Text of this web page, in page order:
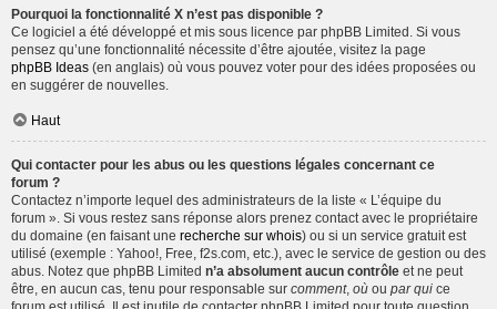
Pourquoi la fonctionnalité X n’est pas disponible ?
Ce logiciel a été développé et mis sous licence par phpBB Limited. Si vous
pensez qu’une fonctionnalité nécessite d’être ajoutée, visitez la page
phpBB Ideas (en anglais) où vous pouvez voter pour des idées proposées ou
en suggérer de nouvelles.
Haut
Qui contacter pour les abus ou les questions légales concernant ce
forum ?
Contactez n’importe lequel des administrateurs de la liste « L’équipe du
forum ». Si vous restez sans réponse alors prenez contact avec le propriétaire
du domaine (en faisant une recherche sur whois) ou si un service gratuit est
utilisé (exemple : Yahoo!, Free, f2s.com, etc.), avec le service de gestion ou des
abus. Notez que phpBB Limited n’a absolument aucun contrôle et ne peut
être, en aucun cas, tenu pour responsable sur comment, où ou par qui ce